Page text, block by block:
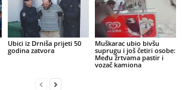
Ubici iz Drniša prijeti 50
godina zatvora
Muškarac ubio bivšu
suprugu i još četiri osobe:
Među žrtvama pastir i
vozač kamiona